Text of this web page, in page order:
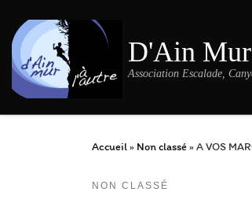
Passer au contenu
D'Ain
Association Escalade,
Accueil » Non classé»A VOS
NON CLASSÉ